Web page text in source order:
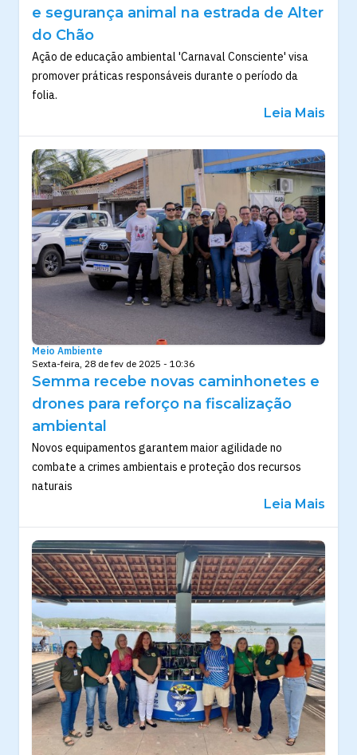
e segurança animal na estrada de Alter
do Chão
Ação de educação ambiental 'Carnaval Consciente' visa
promover práticas responsáveis durante o período da
folia.
Leia Mais
Meio Ambiente
Sexta-feira, 28 de fev de 2025 - 10:36
Semma recebe novas caminhonetes e
drones para reforço na fiscalização
ambiental
Novos equipamentos garantem maior agilidade no
combate a crimes ambientais e proteção dos recursos
naturais
Leia Mais